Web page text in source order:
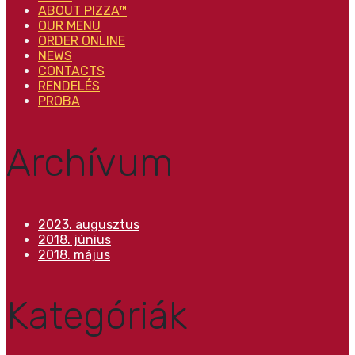
ABOUT PIZZA™
OUR MENU
ORDER ONLINE
NEWS
CONTACTS
RENDELÉS
PROBA
Archívum
2023. augusztus
2018. június
2018. május
Kategóriák